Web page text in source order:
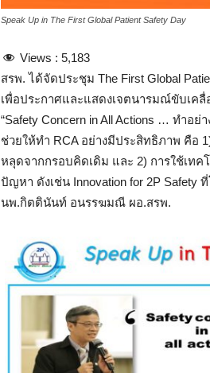
Speak Up in The First Global Patient Safety Day
Views : 5,183
สรพ. ได้จัดประชุม The First Global
เพื่อประกาศและแสดงเจตนารมณ์ขับเคลื่
“Safety Concern in All Actions … ทำอ
ช่วยให้ทำ RCA อย่างมีประสิทธิภาพ คือ
หลุดจากกรอบคิดเดิม และ 2) การใช้เทค
ปัญหา ดังเช่น Innovation for 2P
นพ.กิตตินันท์ อนรรฆมณี ผอ.สรพ.